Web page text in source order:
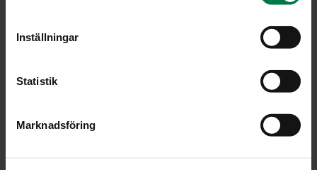
Inställningar
Statistik
Marknadsföring